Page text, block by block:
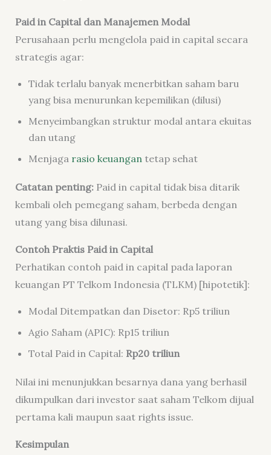
Paid in Capital dan Manajemen Modal
Perusahaan perlu mengelola paid in capital secara
strategis agar:
Tidak terlalu banyak menerbitkan saham baru
yang bisa menurunkan kepemilikan (dilusi)
Menyeimbangkan struktur modal antara ekuitas
dan utang
Menjaga rasio keuangan tetap sehat
Catatan penting:Paid in capital tidak bisa ditarik
kembali oleh pemegang saham, berbeda dengan
utang yang bisa dilunasi.
Contoh Praktis Paid in Capital
Perhatikan contoh paid in capital pada laporan
keuangan PT Telkom Indonesia (TLKM) [hipotetik]:
Modal Ditempatkan dan Disetor: Rp5 triliun
Agio Saham (APIC): Rp15 triliun
Total Paid in Capital: Rp20 triliun
Nilai ini menunjukkan besarnya dana yang berhasil
dikumpulkan dari investor saat saham Telkom dijual
pertama kali maupun saat rights issue.
Kesimpulan